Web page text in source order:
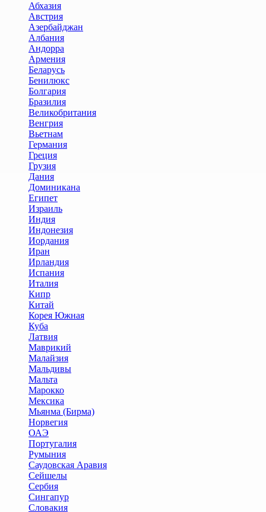
Абхазия
Австрия
Азербайджан
Албания
Андорра
Армения
Беларусь
Бенилюкс
Болгария
Бразилия
Великобритания
Венгрия
Вьетнам
Германия
Греция
Грузия
Дания
Доминикана
Египет
Израиль
Индия
Индонезия
Иордания
Иран
Ирландия
Испания
Италия
Кипр
Китай
Корея Южная
Куба
Латвия
Маврикий
Малайзия
Мальдивы
Мальта
Марокко
Мексика
Мьянма (Бирма)
Норвегия
ОАЭ
Португалия
Румыния
Саудовская Аравия
Сейшелы
Сербия
Сингапур
Словакия